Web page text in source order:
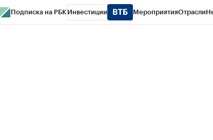
Подписка на РБК Инвестиции МероприятияОтрасли